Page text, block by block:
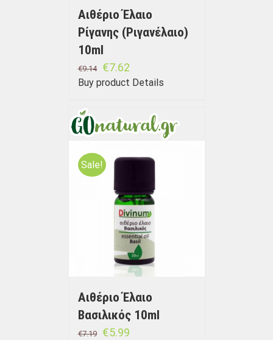
Αιθέριο Έλαιο
Ρίγανης (Ριγανέλαιο)
10ml
€9.14 €7.62
Buy product Details
Sale!
Αιθέριο Έλαιο
Βασιλικός 10ml
€7.19 €5.99